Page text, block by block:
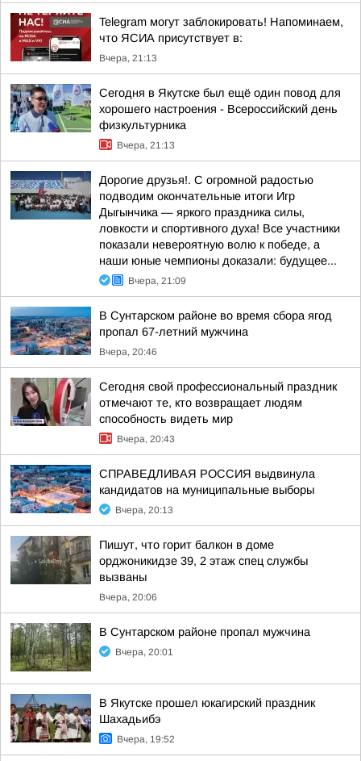
Telegram могут заблокировать! Напоминаем,
что ЯСИА присутствует в:
Вчера, 21:13
Сегодня в Якутске был ещё один повод для
хорошего настроения - Всероссийский день
физкультурника
Вчера, 21:13
Дорогие друзья!. С огромной радостью
подводим окончательные итоги Игр
Дыгынчика — яркого праздника силы,
ловкости и спортивного духа! Все участники
показали невероятную волю к победе, а
наши юные чемпионы доказали: будущее...
Вчера, 21:09
В Сунтарском районе во время сбора ягод
пропал 67-летний мужчина
Вчера, 20:46
Сегодня свой профессиональный праздник
отмечают те, кто возвращает людям
способность видеть мир
Вчера, 20:43
СПРАВЕДЛИВАЯ РОССИЯ выдвинула
кандидатов на муниципальные выборы
Вчера, 20:13
Пишут, что горит балкон в доме
орджоникидзе 39, 2 этаж спец службы
вызваны
Вчера, 20:06
В Сунтарском районе пропал мужчина
Вчера, 20:01
В Якутске прошел юкагирский праздник
Шахадьибэ
Вчера, 19:52